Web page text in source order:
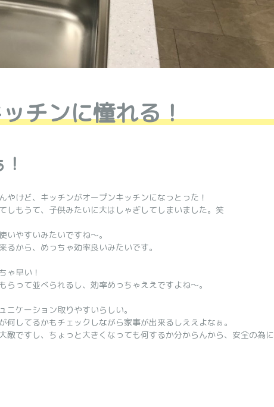
チンに憧れる！
けど、キッチンがオープンキッチンになっとった！
しもうて、子供みたいに大はしゃぎしてしまいました。笑
やすいみたいですね～。
から、めっちゃ効率良いみたいです。
ゃ早い！
って並べられるし、効率めっちゃええですよね～。
ケーション取りやすいらしい。
してるかもチェックしながら家事が出来るしええよなぁ。
敵ですし、ちょっと大きくなっても何するか分からんから、安全の為に